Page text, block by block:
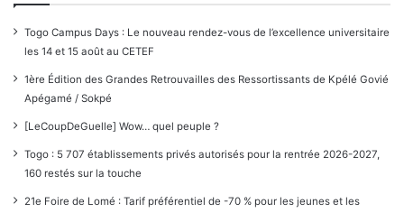
Togo Campus Days : Le nouveau rendez-vous de l’excellence universitaire
les 14 et 15 août au CETEF
1ère Édition des Grandes Retrouvailles des Ressortissants de Kpélé Govié
Apégamé / Sokpé
[LeCoupDeGuelle] Wow… quel peuple ?
Togo : 5 707 établissements privés autorisés pour la rentrée 2026-2027,
160 restés sur la touche
21e Foire de Lomé : Tarif préférentiel de -70 % pour les jeunes et les